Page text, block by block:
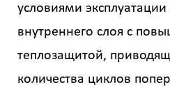
условиями
внутреннего слоя с
теплозащитой,
количества циклов
с